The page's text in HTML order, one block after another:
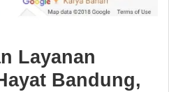
Layanan
Bandung,